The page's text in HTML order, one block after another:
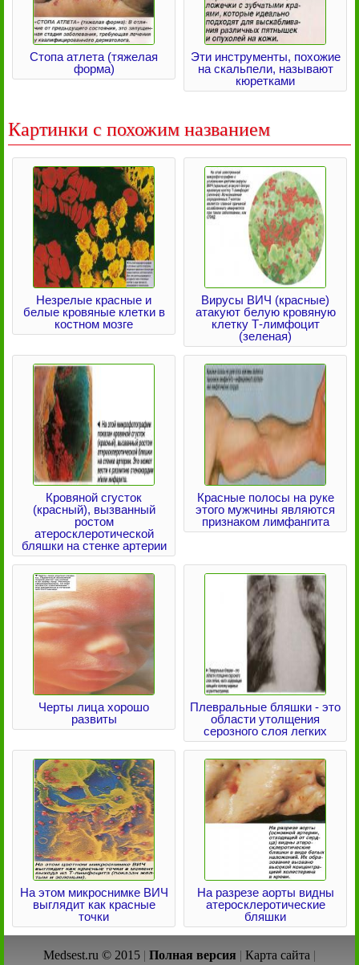
Стопа атлета (тяжелая
форма)
Эти инструменты, похожие
на скальпели, называют
кюретками
Картинки с похожим названием
Незрелые красные и
белые кровяные клетки в
костном мозге
Вирусы ВИЧ (красные)
атакуют белую кровяную
клетку Т-лимфоцит
(зеленая)
Кровяной сгусток
(красный), вызванный
ростом
атеросклеротической
бляшки на стенке артерии
Красные полосы на руке
этого мужчины являются
признаком лимфангита
Черты лица хорошо
развиты
Плевральные бляшки - это
области утолщения
серозного слоя легких
На этом микроснимке ВИЧ
выглядит как красные
точки
На разрезе аорты видны
атеросклеротические
бляшки
Medsest.ru © 2015 | Полная версия | Карта сайта |